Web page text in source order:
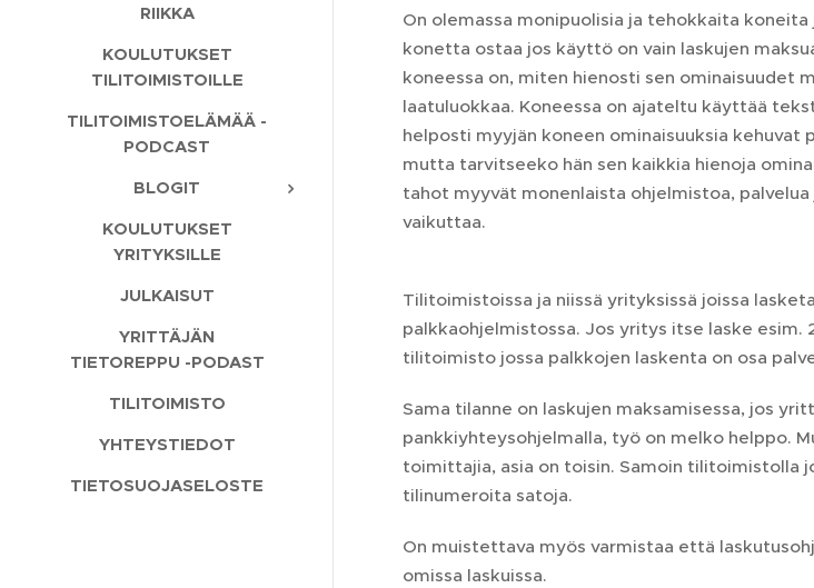
RIIKKA
KOULUTUKSET
TILITOIMISTOILLE
TILITOIMISTOELÄMÄÄ -
PODCAST
BLOGIT
KOULUTUKSET
YRITYKSILLE
JULKAISUT
YRITTÄJÄN
TIETOREPPU -PODAST
TILITOIMISTO
YHTEYSTIEDOT
TIETOSUOJASELOSTE
On olemassa monipuolisia ja tehokkaita
konetta ostaa jos käyttö on vain laskujen
koneessa on, miten hienosti sen ominaisuudet
laatuluokkaa. Koneessa on ajateltu käyttää
helposti myyjän koneen ominaisuuksia kehuvat
mutta tarvitseeko hän sen kaikkia hienoja
tahot myyvät monenlaista ohjelmistoa,
vaikuttaa.
Tilitoimistoissa ja niissä yrityksissä joissa
palkkaohjelmistossa. Jos yritys itse laske
tilitoimisto jossa palkkojen laskenta on osa
Sama tilanne on laskujen maksamisessa, jos
pankkiyhteysohjelmalla, työ on melko helppo.
toimittajia, asia on toisin. Samoin tilitoimistolla
tilinumeroita satoja.
On muistettava myös varmistaa että
omissa laskuissa.